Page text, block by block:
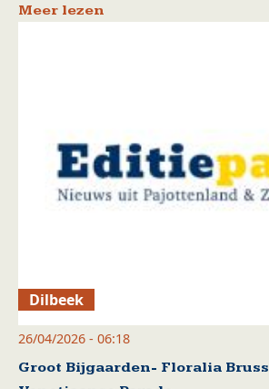
Meer lezen
Dilbeek
26/04/2026 - 06:18
Groot Bijgaarden- Floralia